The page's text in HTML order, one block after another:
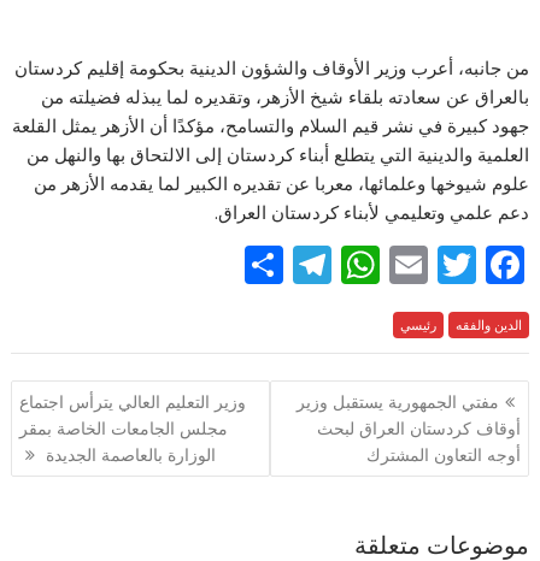
من جانبه، أعرب وزير الأوقاف والشؤون الدينية بحكومة إقليم كردستان
بالعراق عن سعادته بلقاء شيخ الأزهر، وتقديره لما يبذله فضيلته من
جهود كبيرة في نشر قيم السلام والتسامح، مؤكدًا أن الأزهر يمثل القلعة
العلمية والدينية التي يتطلع أبناء كردستان إلى الالتحاق بها والنهل من
علوم شيوخها وعلمائها، معربا عن تقديره الكبير لما يقدمه الأزهر من
دعم علمي وتعليمي لأبناء كردستان العراق.
F
ac
e
b
o
o
T
w
itt
er
E
ai
l
W
at
s
A
T
e
gr
ar
e
الدين والفقه رئيسي
تصفّح
المقالات
مفتي الجمهورية يستقبل وزير
أوقاف كردستان العراق لبحث
أوجه التعاون المشترك
وزير التعليم العالي يترأس اجتماع
مجلس الجامعات الخاصة بمقر
الوزارة بالعاصمة الجديدة
موضوعات متعلقة